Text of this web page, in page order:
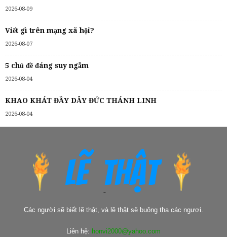
2026-08-09
Viết gì trên mạng xã hội?
2026-08-07
5 chủ đề đáng suy ngẫm
2026-08-04
KHAO KHÁT ĐẦY DẪY ĐỨC THÁNH LINH
2026-08-04
Các người sẽ biết lẽ thật, và lẽ thật sẽ buông tha các ngươi.
Liên hệ: honvi2000@yahoo.com